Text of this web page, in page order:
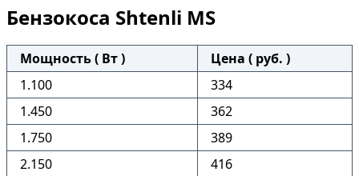
Бензокоса Shtenli MS
Мощность ( Вт )
Цена ( руб. )
1.100
334
1.450
362
1.750
389
2.150
416